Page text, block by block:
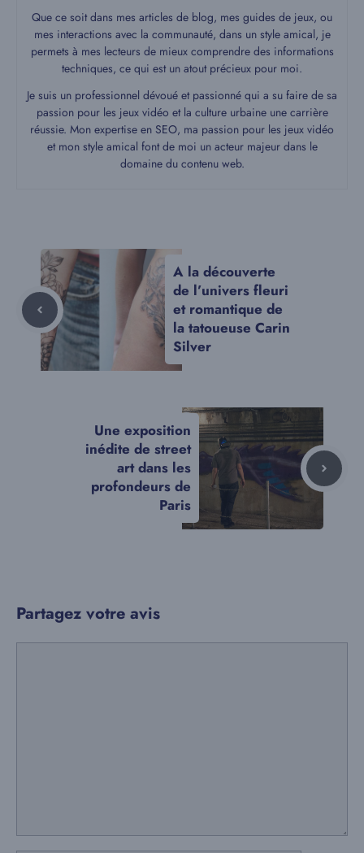
Que ce soit dans mes articles de blog, mes guides de jeux, ou
mes interactions avec la communauté, dans un style amical, je
permets à mes lecteurs de mieux comprendre des informations
techniques, ce qui est un atout précieux pour moi.
Je suis un professionnel dévoué et passionné qui a su faire de sa
passion pour les jeux vidéo et la culture urbaine une carrière
réussie. Mon expertise en SEO, ma passion pour les jeux vidéo
et mon style amical font de moi un acteur majeur dans le
domaine du contenu web.
A la découverte
de l’univers fleuri
et romantique de
la tatoueuse Carin
Silver
Une exposition
inédite de street
art dans les
profondeurs de
Paris
Partagez votre avis